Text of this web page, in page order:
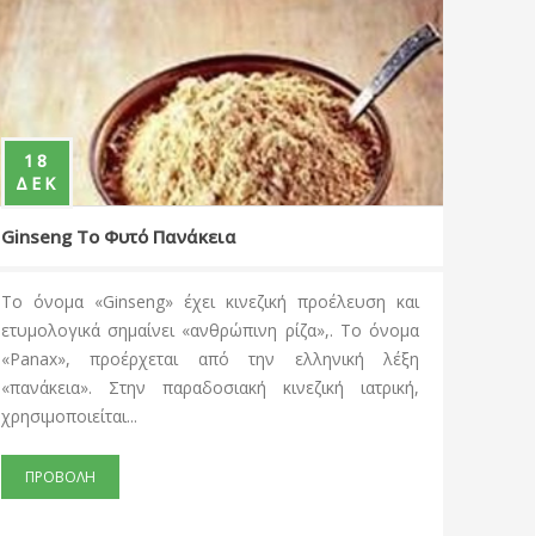
έχει κινεζική προέλευση και
«ανθρώπινη ρίζα»,. Το όνομα
από την ελληνική λέξη
κινεζική ιατρική,
16
ΜΑΙ
Το αλφάλφα είναι μια
της φύσης, ονομασθέν
αρχαίους Άραβες
Έχει χρησιμοποιηθεί